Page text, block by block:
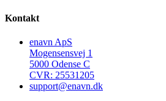
Kontakt
enavn ApS
Mogensensvej 1
5000 Odense C
CVR: 25531205
support@enavn.dk